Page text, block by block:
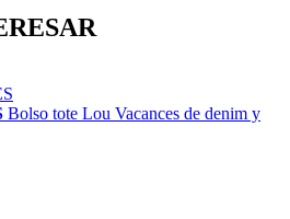
Bolso tote Lou Vacances de denim y